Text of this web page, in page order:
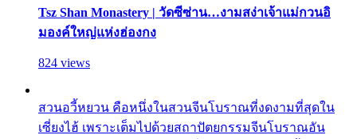
Tsz Shan Monastery | วัดซีซ่าน…งามสง่าเจ้าแม่กวนอิ
มองค์ใหญ่แห่งฮ่องกง
824 views
สวนอวี้หยวน คือหนึ่งในสวนจีนโบราณที่งดงามที่สุดใน
เซี่ยงไฮ้ เพราะเต็มไปด้วยสถาปัตยกรรมจีนโบราณอัน